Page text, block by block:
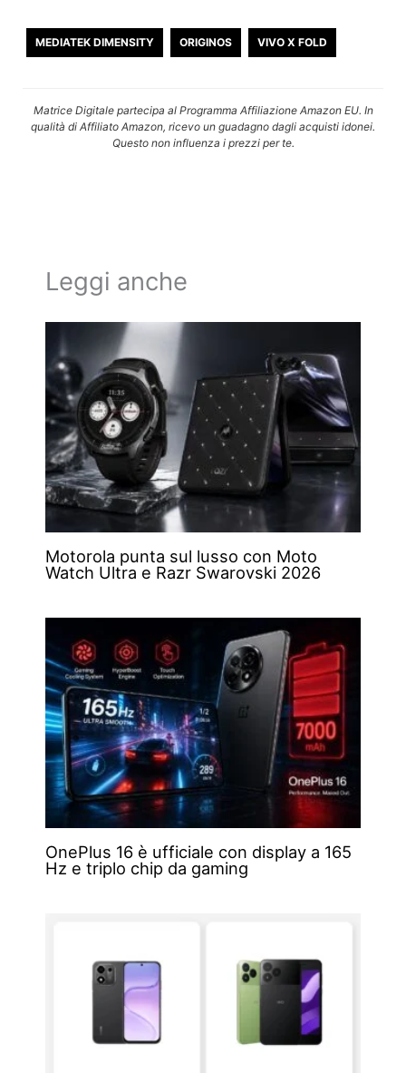
MEDIATEK DIMENSITY ORIGINOS VIVO X FOLD
Matrice Digitale partecipa al Programma Affiliazione Amazon EU. In
qualità di Affiliato Amazon, ricevo un guadagno dagli acquisti idonei.
Questo non influenza i prezzi per te.
Leggi anche
Motorola punta sul lusso con Moto
Watch Ultra e Razr Swarovski 2026
OnePlus 16 è ufficiale con display a 165
Hz e triplo chip da gaming